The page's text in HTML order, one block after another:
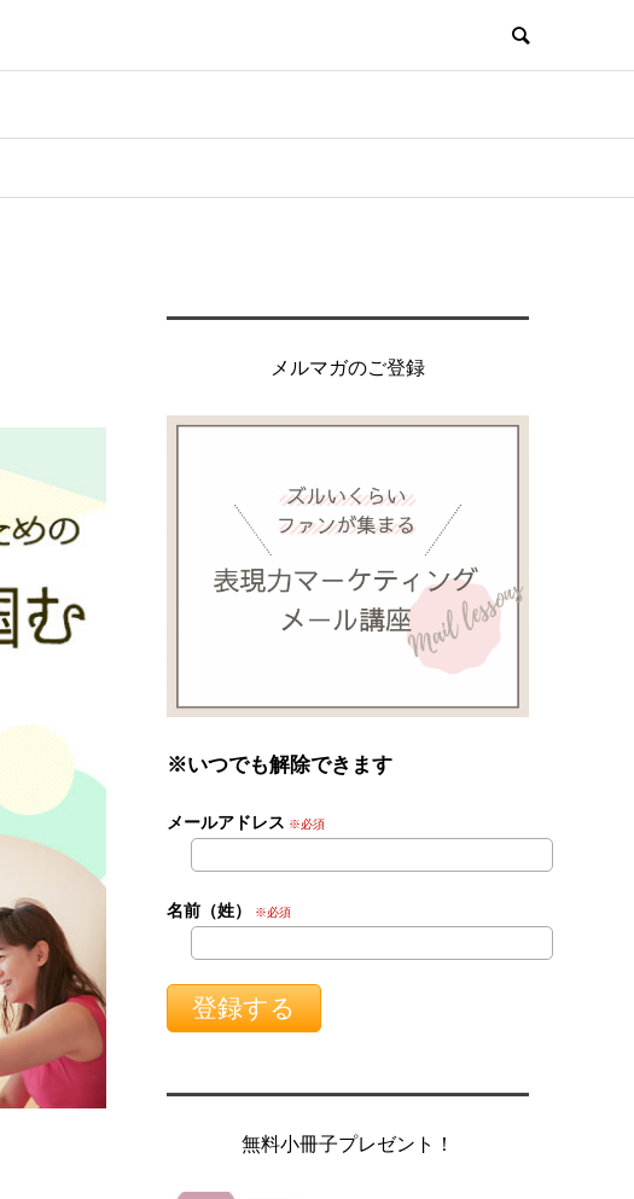
メルマガのご登録
※いつでも解除できます
メールアドレス ※必須
名前（姓） ※必須
無料小冊子プレゼント！